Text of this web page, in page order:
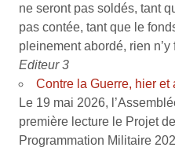
ne seront pas soldés, tant
pas contée, tant que le
pleinement abordé, rien
Editeur 3
Contre la Guerre, hier et
Le 19 mai 2026,
première lecture le Projet
Programmation Militaire